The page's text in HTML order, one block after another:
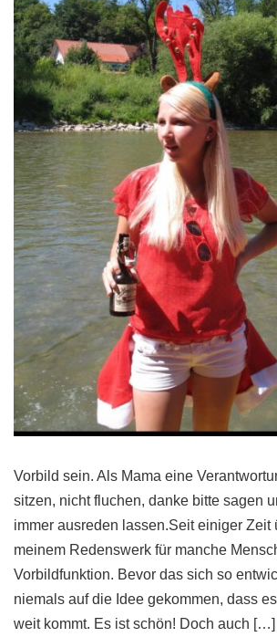
Vorbild sein. Als Mama eine
sitzen, nicht fluchen, danke bitte sagen
immer ausreden lassen.Seit einiger Zeit
meinem Redenswerk für manche
Vorbildfunktion. Bevor das sich so
niemals auf die Idee gekommen, dass
weit kommt. Es ist schön! Doch auch […]